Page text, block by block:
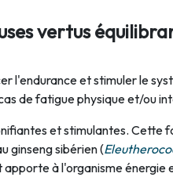
vertus
l'endurance et stimuler le
de fatigue physique et/ou
et stimulantes. Cette
ginseng sibérien (
à l'organisme énergie